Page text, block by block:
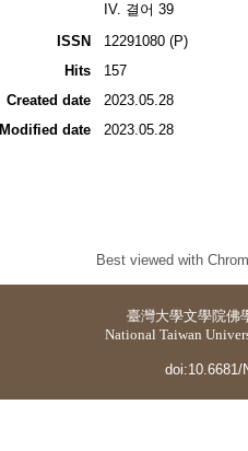
IV. 결어 39
ISSN
12291080 (P)
Hits
157
Created date
2023.05.28
Modified date
2023.05.28
Best viewed with
臺灣大學文學院佛
National Taiwan
doi:10.6681/